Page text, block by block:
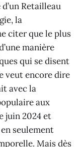
Retailleau
la
citer que le plus
manière
qui se disent
veut encore dire
avec la
aux
juin 2024 et
seulement
Mais dès